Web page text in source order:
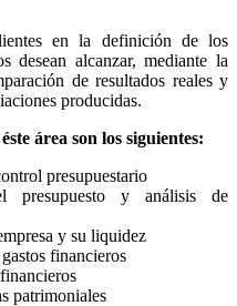
en la definición de los
desean alcanzar, mediante la
de resultados reales y
producidas.
área son los siguientes:
presupuestario
presupuesto y análisis de
y su liquidez
financieros
patrimoniales